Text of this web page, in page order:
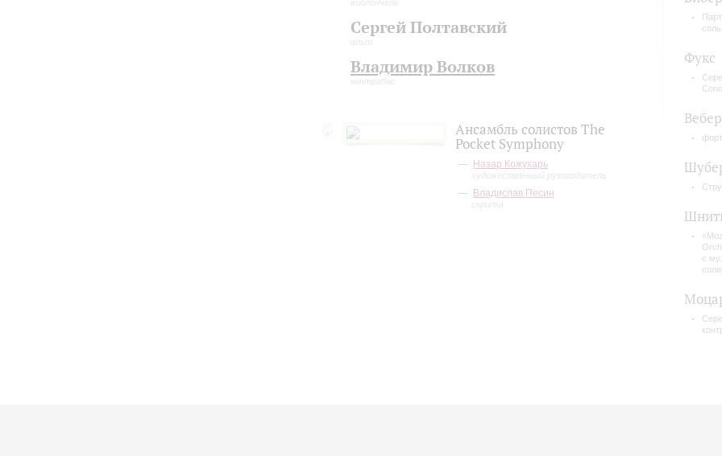
виолончель
Сергей Полтавский
альт
Владимир Волков
контрабас
Ансамбль солистов The
Pocket Symphony
Назар Кожухарь
художественный руководитель
Владислав Песин
скрипка
Фукс
с